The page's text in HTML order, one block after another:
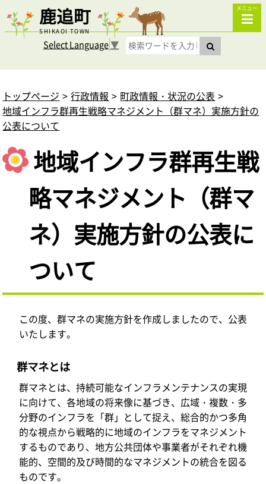
鹿追町
SHIKAOI TOWN
メニュー
Select Language▼
トップページ 行政情報
町政情報・状況の公表
地域インフラ群再生戦略マネジメント（群マネ）実施方針の
公表について
地域インフラ群再生戦
略マネジメント（群マ
ネ）実施方針の公表に
ついて
この度、群マネの実施方針を作成しましたので、公表
いたします。
群マネとは
群マネとは、持続可能なインフラメンテナンスの実現
に向けて、各地域の将来像に基づき、広域・複数・多
分野のインフラを「群」として捉え、総合的かつ多角
的な視点から戦略的に地域のインフラをマネジメント
するものであり、地方公共団体や事業者がそれぞれ機
能的、空間的及び時間的なマネジメントの統合を図る
ものです。